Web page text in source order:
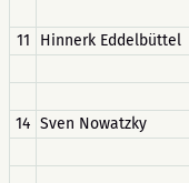
11
Hinnerk Eddelbüttel
14 Sven Nowatzky